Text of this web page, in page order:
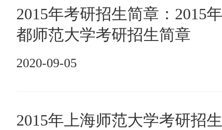
2015年考研招生简章：2015
都师范大学考研招生简章
2020-09-05
2015年上海师范大学考研招